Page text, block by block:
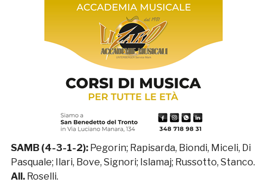
SAMB (4-3-1-2):Pegorin; Rapisarda, Biondi, Miceli, Di
Pasquale; Ilari, Bove, Signori; Islamaj; Russotto, Stanco.
All.Roselli.